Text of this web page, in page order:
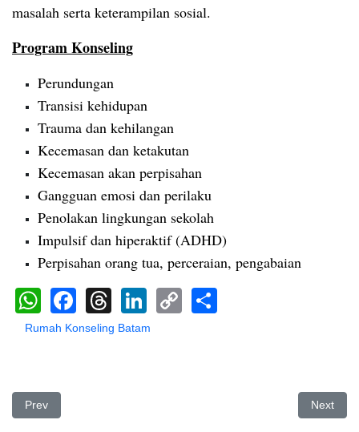
masalah serta keterampilan sosial.
Program Konseling
Perundungan
Transisi kehidupan
Trauma dan kehilangan
Kecemasan dan ketakutan
Kecemasan akan perpisahan
Gangguan emosi dan perilaku
Penolakan lingkungan sekolah
Impulsif dan hiperaktif (ADHD)
Perpisahan orang tua, perceraian, pengabaian
WhatsApp
Facebook
Threads
LinkedIn
Copy
Rumah Konseling Batam
Previous article: Rumah Konseling Sungai Beduk | Rica Irma
Prev Next
Next